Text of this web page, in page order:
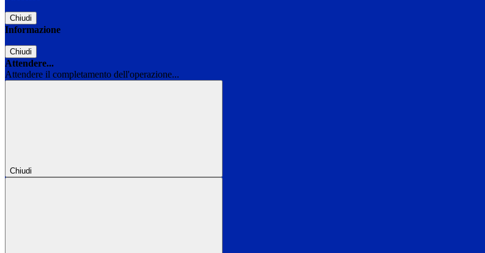
Chiudi
Informazione
Chiudi
Attendere...
Attendere il completamento dell'operazione...
Chiudi